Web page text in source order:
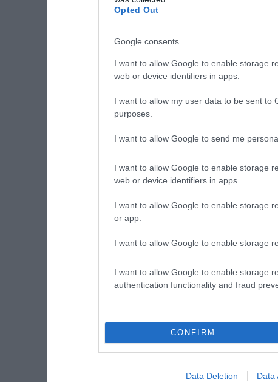
Opted Out
Google consents
I want to allow Google to enable storage
web or device identifiers in apps.
I want to allow my user data to be sent to
purposes.
I want to allow Google to send me
I want to allow Google to enable storage
web or device identifiers in apps.
I want to allow Google to enable storage
or app.
I want to allow Google to enable storage
I want to allow Google to enable storage
authentication functionality and fraud
CONFIRM
Data Deletion Data
ΣΧΟΛΙΑΣΤΕ ΤΟ ΑΡΘΡΟ